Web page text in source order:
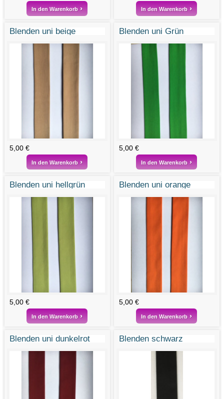
In den Warenkorb In den Warenkorb
Blenden uni beige
5,00 €
In den Warenkorb
Blenden uni Grün
5,00 €
In den Warenkorb
Blenden uni hellgrün
5,00 €
In den Warenkorb
Blenden uni orange
5,00 €
In den Warenkorb
Blenden uni dunkelrot Blenden schwarz